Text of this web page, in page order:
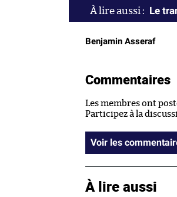
Le
Benjamin Asseraf
Commentaires
Les membres ont
Participez à la
Voir les
À lire aussi